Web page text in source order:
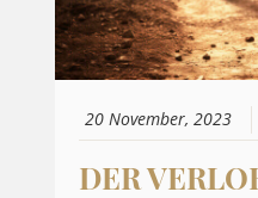
20 November, 2023
DER